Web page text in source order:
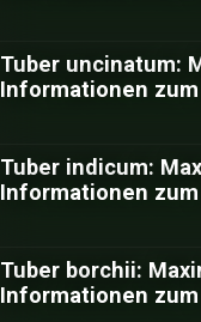
Tuber uncinatum:
Informationen
Tuber indicum:
Informationen
Tuber borchii:
Informationen